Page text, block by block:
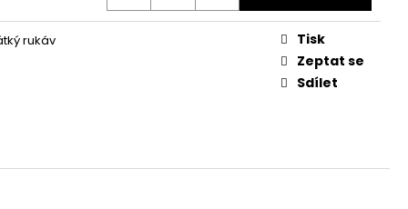
rukáv
Tisk
Zeptat se
Sdílet